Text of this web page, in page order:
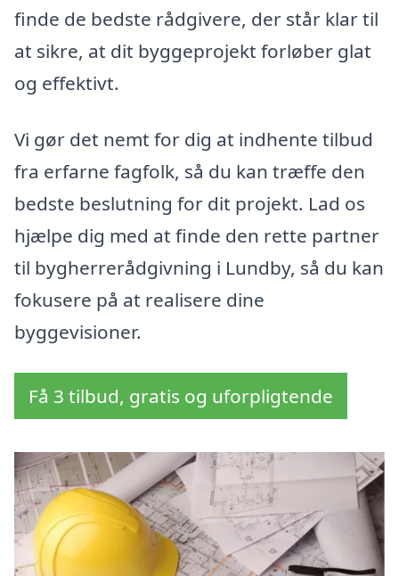
finde de bedste rådgivere, der står klar til
at sikre, at dit byggeprojekt forløber glat
og effektivt.
Vi gør det nemt for dig at indhente tilbud
fra erfarne fagfolk, så du kan træffe den
bedste beslutning for dit projekt. Lad os
hjælpe dig med at finde den rette partner
til bygherrerådgivning i Lundby, så du kan
fokusere på at realisere dine
byggevisioner.
Få 3 tilbud, gratis og uforpligtende